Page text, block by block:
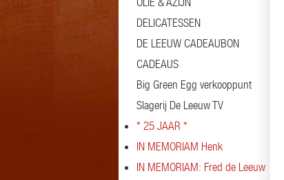
DELICATESSEN
DE LEEUW CADEAUBON
CADEAUS
Big Green Egg verkooppunt
Slagerij De Leeuw TV
* 25 JAAR *
IN MEMORIAM Henk
IN MEMORIAM: Fred de Leeuw